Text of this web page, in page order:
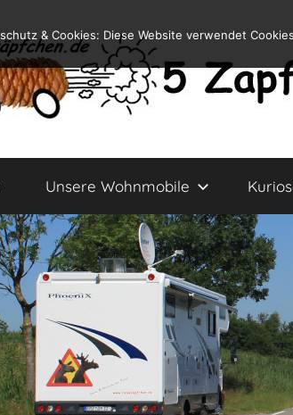
Unsere Wohnmobile
& Cookies: Diese Website verwendet